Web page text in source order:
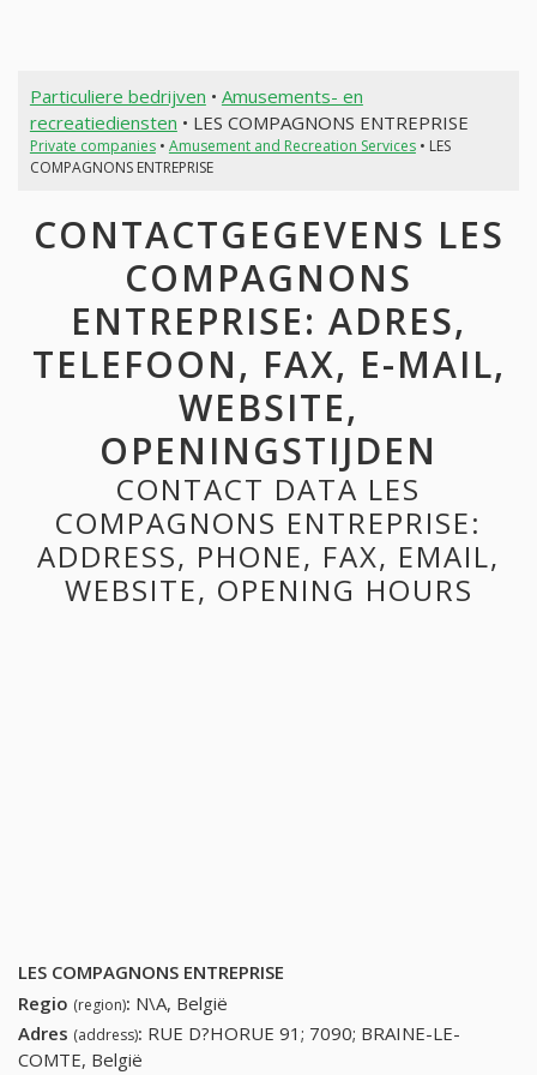
Particuliere bedrijven • Amusements- en
recreatiediensten • LES COMPAGNONS ENTREPRISE
Private companies• Amusement and Recreation Services• LES
COMPAGNONS ENTREPRISE
CONTACTGEGEVENS LES
COMPAGNONS
ENTREPRISE: ADRES,
TELEFOON, FAX, E-MAIL,
WEBSITE,
OPENINGSTIJDEN
CONTACT DATA LES
COMPAGNONS ENTREPRISE:
ADDRESS, PHONE, FAX, EMAIL,
WEBSITE, OPENING HOURS
LES COMPAGNONS ENTREPRISE
Regio (region): N\A, België
Adres (address): RUE D?HORUE 91; 7090; BRAINE-LE-
COMTE, België